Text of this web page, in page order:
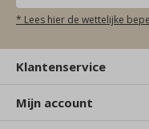
* Lees hier de wettelijke
Klantenservice
Mijn account